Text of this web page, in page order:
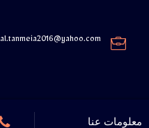
al.tanmeia2016@yahoo.com
معلومات عنا